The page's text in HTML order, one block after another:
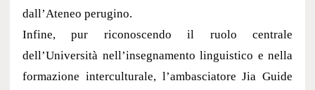
dall’Ateneo perugino.
Infine, pur riconoscendo il ruolo centrale
dell’Università nell’insegnamento linguistico e nella
formazione interculturale, l’ambasciatore Jia Guide